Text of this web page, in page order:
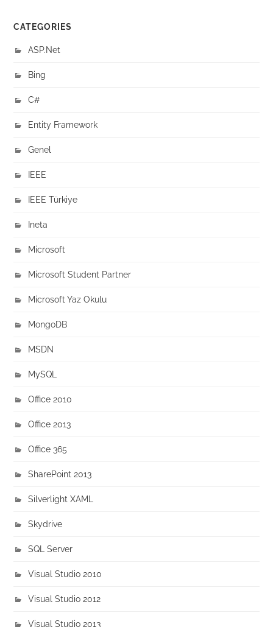
CATEGORIES
ASP.Net
Bing
C#
Entity Framework
Genel
IEEE
IEEE Türkiye
Ineta
Microsoft
Microsoft Student Partner
Microsoft Yaz Okulu
MongoDB
MSDN
MySQL
Office 2010
Office 2013
Office 365
SharePoint 2013
Silverlight XAML
Skydrive
SQL Server
Visual Studio 2010
Visual Studio 2012
Visual Studio 2013